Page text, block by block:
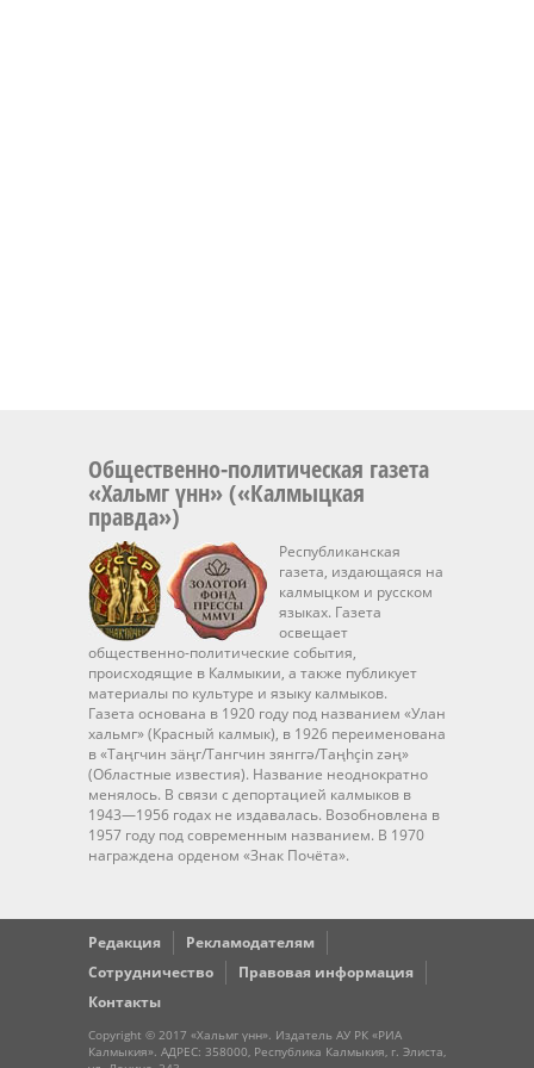
Общественно-политическая газета
«Хальмг үнн» («Калмыцкая
правда»)
Республиканская
газета, издающаяся на
калмыцком и русском
языках. Газета
освещает
общественно-политические события,
происходящие в Калмыкии, а также публикует
материалы по культуре и языку калмыков.
Газета основана в 1920 году под названием «Улан
хальмг» (Красный калмык), в 1926 переименована
в «Таңгчин зäңг/Тангчин зянггә/Taңhçin zәң»
(Областные известия). Название неоднократно
менялось. В связи с депортацией калмыков в
1943—1956 годах не издавалась. Возобновлена в
1957 году под современным названием. В 1970
награждена орденом «Знак Почёта».
Редакция
Рекламодателям
Сотрудничество
Правовая информация
Контакты
Copyright © 2017 «Хальмг үнн». Издатель АУ РК «РИА
Калмыкия». АДРЕС: 358000, Республика Калмыкия, г. Элиста,